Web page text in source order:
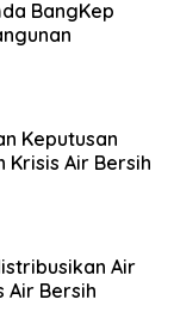
BangKep
Keputusan
Air Bersih
Air
Air Bersih